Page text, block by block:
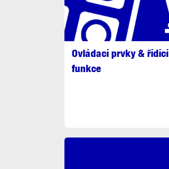
Ovládací prvky & řídící
funkce